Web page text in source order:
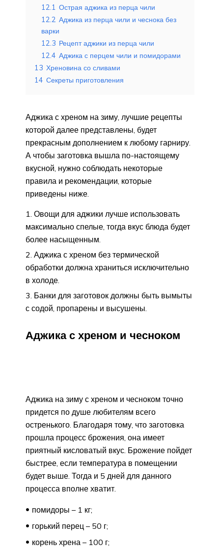
12.1 Острая аджика из перца чили
12.2 Аджика из перца чили и чеснока без
варки
12.3 Рецепт аджики из перца чили
12.4 Аджика с перцем чили и помидорами
13 Хреновина со сливами
14 Секреты приготовления
Аджика с хреном на зиму, лучшие рецепты
которой далее представлены, будет
прекрасным дополнением к любому гарниру.
А чтобы заготовка вышла по-настоящему
вкусной, нужно соблюдать некоторые
правила и рекомендации, которые
приведены ниже.
Овощи для аджики лучше использовать
максимально спелые, тогда вкус блюда будет
более насыщенным.
Аджика с хреном без термической
обработки должна храниться исключительно
в холоде.
Банки для заготовок должны быть вымыты
с содой, пропарены и высушены.
Аджика с хреном и чесноком
Аджика на зиму с хреном и чесноком точно
придется по душе любителям всего
остренького. Благодаря тому, что заготовка
прошла процесс брожения, она имеет
приятный кисловатый вкус. Брожение пойдет
быстрее, если температура в помещении
будет выше. Тогда и 5 дней для данного
процесса вполне хватит.
помидоры – 1 кг;
горький перец – 50 г;
корень хрена – 100 г;